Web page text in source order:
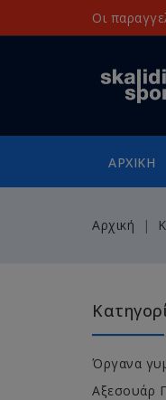
Οι
ΑΡΧΙΚΉ
Αρχική
Όργανα
Αξεσουάρ